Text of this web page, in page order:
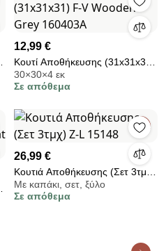
12,99 €
Κουτί Αποθήκευσης (31x31x31)
F-V Wooden Grey 160403A
30×30×4 εκ
Σε απόθεμα
26,99 €
Κουτιά Αποθήκευσης (Σετ 3τμχ)
Z-L 15148
Με καπάκι, σετ, ξύλο
Σε απόθεμα